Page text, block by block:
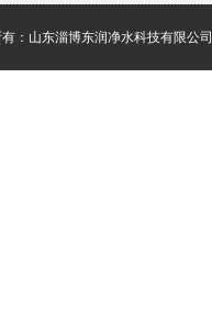
：山东淄博东润净水科技有限公司